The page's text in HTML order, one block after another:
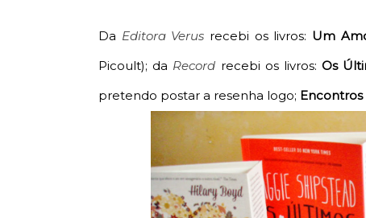
Da Editora Verus recebi os livros: Um
Picoult); da Record recebi os livros:Os
pretendo postar a resenha logo;